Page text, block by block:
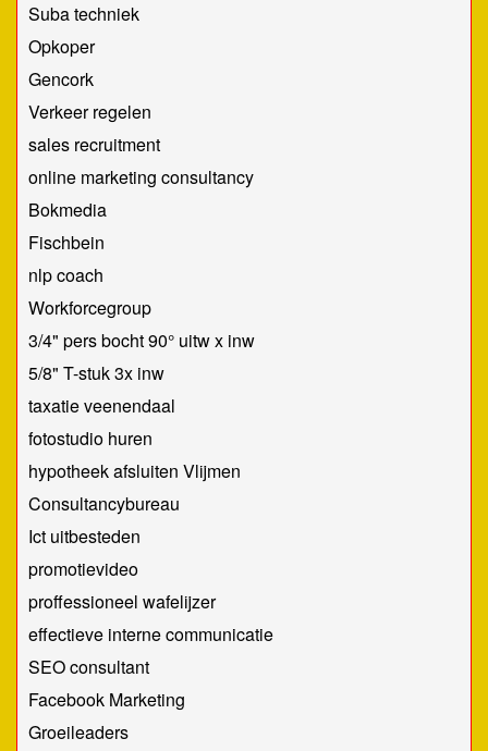
Suba techniek
Opkoper
Gencork
Verkeer regelen
sales recruitment
online marketing consultancy
Bokmedia
Fischbein
​nlp coach
Workforcegroup
3/4" pers bocht 90° uitw x inw
5/8" T-stuk 3x inw
taxatie veenendaal
fotostudio huren
hypotheek afsluiten Vlijmen
Consultancybureau
Ict uitbesteden
promotievideo
proffessioneel wafelijzer
effectieve interne communicatie
SEO consultant
Facebook Marketing
Groeileaders